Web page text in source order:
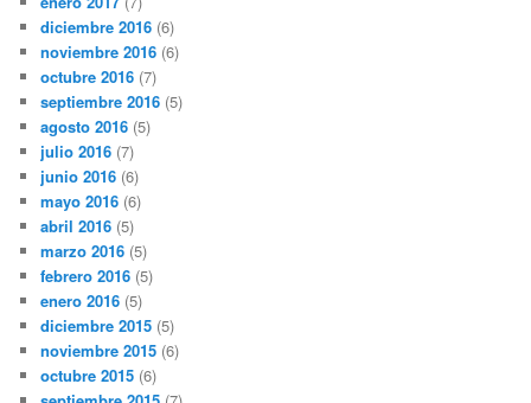
diciembre 2016 (6)
noviembre 2016 (6)
octubre 2016 (7)
septiembre 2016 (5)
agosto 2016 (5)
julio 2016 (7)
junio 2016 (6)
mayo 2016 (6)
abril 2016 (5)
marzo 2016 (5)
febrero 2016 (5)
enero 2016 (5)
diciembre 2015 (5)
noviembre 2015 (6)
octubre 2015 (6)